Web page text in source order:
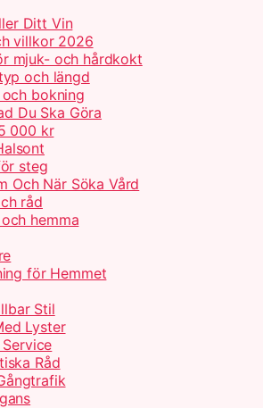
Ditt Vin
villkor 2026
mjuk- och hårdkokt
och längd
bokning
Du Ska Göra
000 kr
steg
Och När Söka Vård
råd
hemma
för Hemmet
Stil
Lyster
Råd